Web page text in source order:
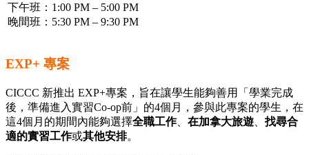
下午班：1:00 PM – 5:00 PM
晚間班：5:30 PM – 9:30 PM
EXP+ 專案
CICCC 新推出 EXP+專案，旨在讓學生能夠善用「學業完成
後，準備進入實習Co-op前」的4個月，參與此專案的學生，在
這4個月的期間內能夠選擇全職工作、 在加拿大旅遊
找尋合
適的實習工作或其他安排。